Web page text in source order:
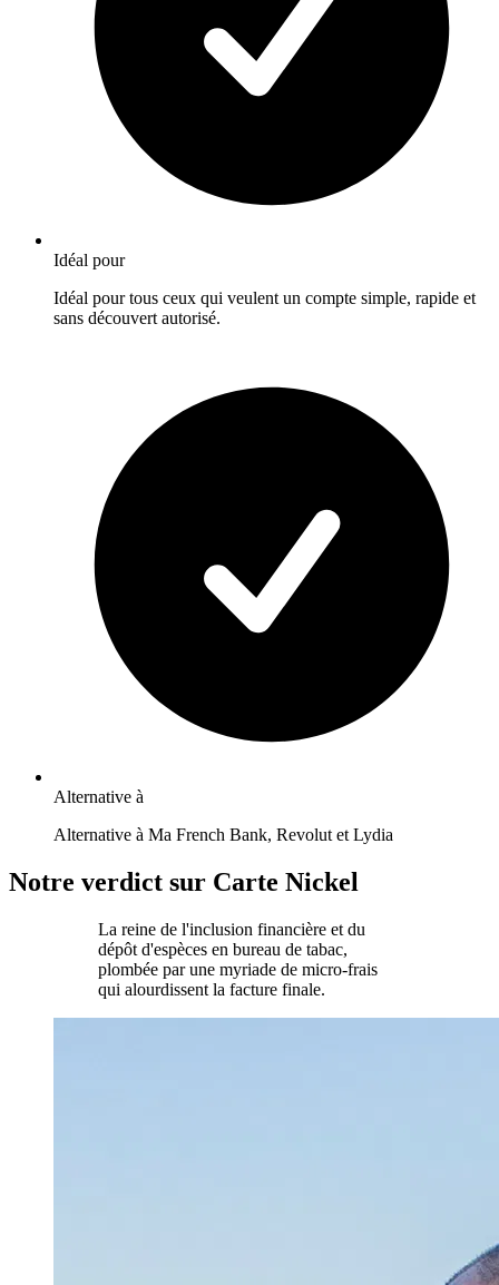
Idéal pour
Idéal pour tous ceux qui veulent un compte simple, rapide et
sans découvert autorisé.
Alternative à
Alternative à Ma French Bank, Revolut et Lydia
Notre verdict sur Carte Nickel
La reine de l'inclusion financière et du
dépôt d'espèces en bureau de tabac,
plombée par une myriade de micro-frais
qui alourdissent la facture finale.